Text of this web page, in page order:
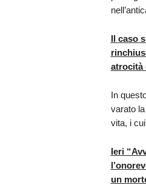
Il caso
atrocità
In
varato
vita, i
Ieri
un